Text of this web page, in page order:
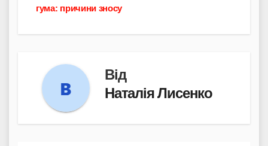
гума: причини зносу
Від
Наталія Лисенко